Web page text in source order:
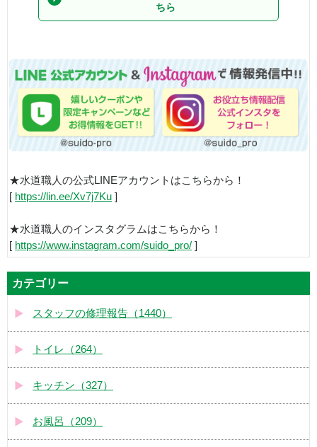
ちら
★水道職人の公式LINEアカウントはこちらから！
[ https://lin.ee/Xv7j7Ku ]
★水道職人のインスタグラムはこちらから！
[ https://www.instagram.com/suido_pro/ ]
カテゴリー
スタッフの修理報告（1440）
トイレ（264）
キッチン（327）
お風呂（209）